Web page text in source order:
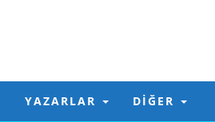
YAZARLAR DIĞER